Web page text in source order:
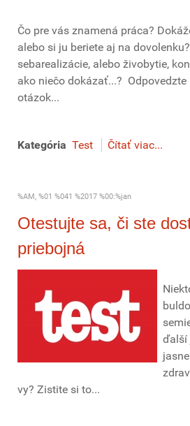
Čo pre vás znamená práca?
alebo si ju beriete aj na
sebarealizácie, alebo živobytie,
ako niečo dokázať...?
otázok...
Kategória Test Čítať viac...
%AM, %01 %041 %2017 %00:%jan
Otestujte sa, či ste
priebojná
ďalší
vy? Zistite si to...